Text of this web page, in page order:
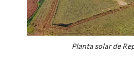
Planta solar de